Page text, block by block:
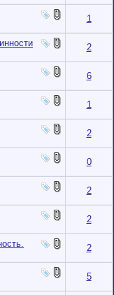
1
2
6
1
2
0
2
2
2
5